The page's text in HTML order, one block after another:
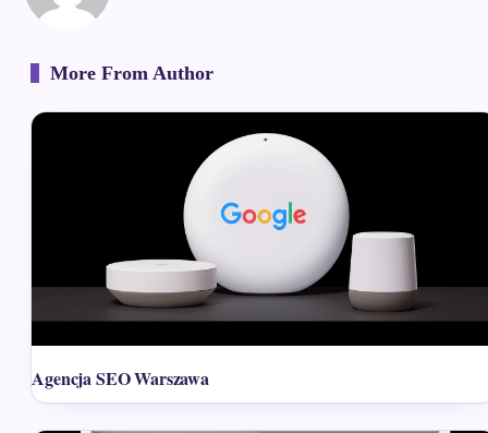
More From Author
Agencja SEO Warszawa